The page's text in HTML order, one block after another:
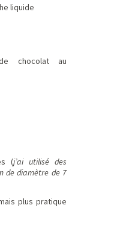
liquide
chocolat au
(j’ai utilisé des
de diamètre de 7
plus pratique